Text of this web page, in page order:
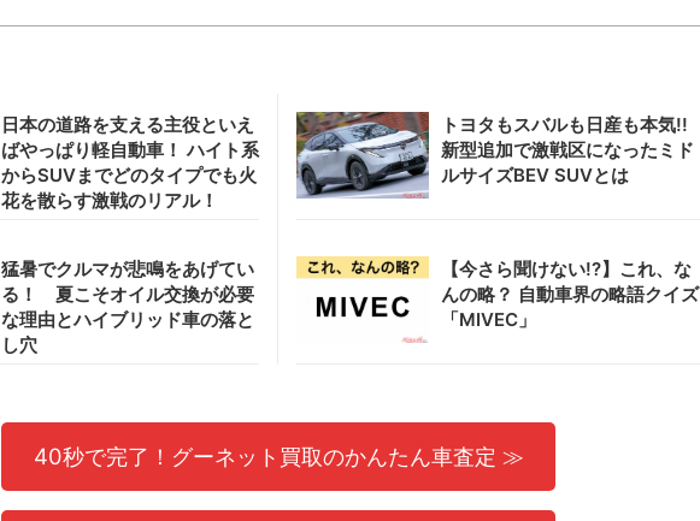
日本の道路を支える主役といえ
ばやっぱり軽自動車！ ハイト系
からSUVまでどのタイプでも火
花を散らす激戦のリアル！
トヨタもスバルも日産も本気!!
新型追加で激戦区になったミド
ルサイズBEV SUVとは
猛暑でクルマが悲鳴をあげてい
る！ 夏こそオイル交換が必要
な理由とハイブリッド車の落と
し穴
【今さら聞けない!?】これ、な
んの略？ 自動車界の略語クイズ
「MIVEC」
40秒で完了！グーネット買取のかんたん車査定 ≫